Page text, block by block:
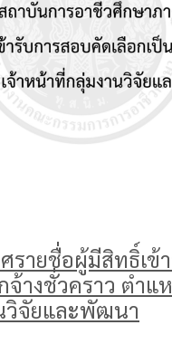
รายชื่อผู้มีสิทธิ์เข้
างชั่วคราว ตำแ
วิจัยและพัฒนา